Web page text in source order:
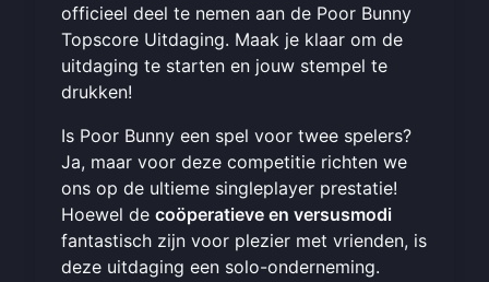
officieel deel te nemen aan de Poor Bunny
Topscore Uitdaging. Maak je klaar om de
uitdaging te starten en jouw stempel te
drukken!
Is Poor Bunny een spel voor twee spelers?
Ja, maar voor deze competitie richten we
ons op de ultieme singleplayer prestatie!
Hoewel de coöperatieve en versusmodi
fantastisch zijn voor plezier met vrienden, is
deze uitdaging een solo-onderneming.